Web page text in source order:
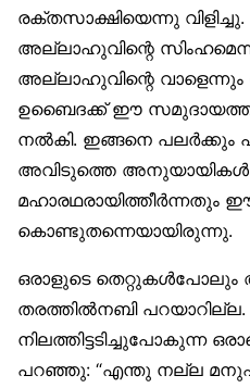
രക്തസാക്ഷിയെന്നു
അല്ലാഹുവിന്റെ
അല്ലാഹുവിന്റെ വാളെന്നും
ഉബൈദക്ക് ഈ
നല്‍കി. ഇങ്ങനെ പലര്‍ക്കും
അവിടുത്തെ അനുയായികള്‍
മഹാരഥരായിത്തീര്‍ന്നതും
കൊണ്ടുതന്നെയായിരുന്നു.
ഒരാളുടെ തെറ്റുകള്‍പോലും
തരത്തില്‍നബി പറയാറില്ല.
നിലത്തിട്ടടിച്ചുപോകുന്ന
പറഞ്ഞു: “എന്തു നല്ല